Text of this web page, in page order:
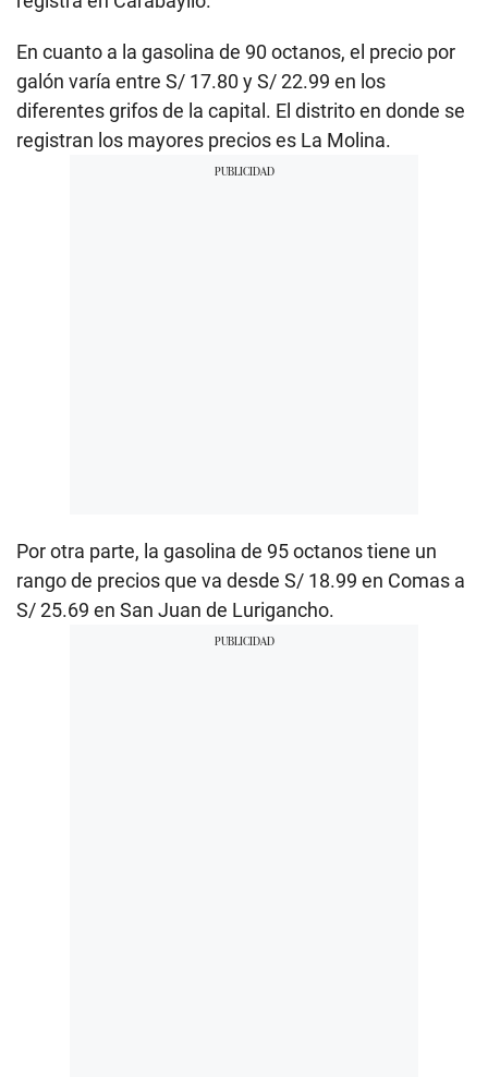
En cuanto a la gasolina de 90 octanos, el precio por
galón varía entre S/ 17.80 y S/ 22.99 en los
diferentes grifos de la capital. El distrito en donde se
registran los mayores precios es La Molina.
Por otra parte, la gasolina de 95 octanos tiene un
rango de precios que va desde S/ 18.99 en Comas a
S/ 25.69 en San Juan de Lurigancho.